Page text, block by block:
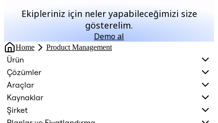
Ekipleriniz için neler yapabileceğimizi size
gösterelim.
Demo al
Home Product Management
Ürün
Çözümler
Araçlar
Kaynaklar
Şirket